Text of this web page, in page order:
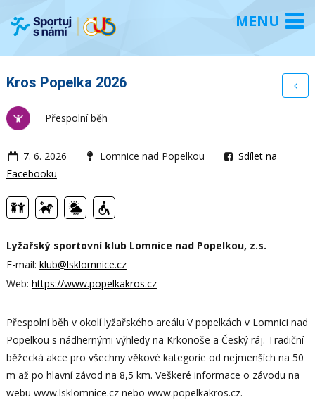
Kros Popelka 2026
Přespolní běh
7. 6. 2026 Lomnice nad Popelkou
Sdílet na
Facebooku
Lyžařský sportovní klub Lomnice nad Popelkou, z.s.
E-mail: klub@lsklomnice.cz
Web: https://www.popelkakros.cz
Přespolní běh v okolí lyžařského areálu V popelkách v Lomnici nad
Popelkou s nádhernými výhledy na Krkonoše a Český ráj. Tradiční
běžecká akce pro všechny věkové kategorie od nejmenších na 50
m až po hlavní závod na 8,5 km. Veškeré informace o závodu na
webu www.lsklomnice.cz nebo www.popelkakros.cz.